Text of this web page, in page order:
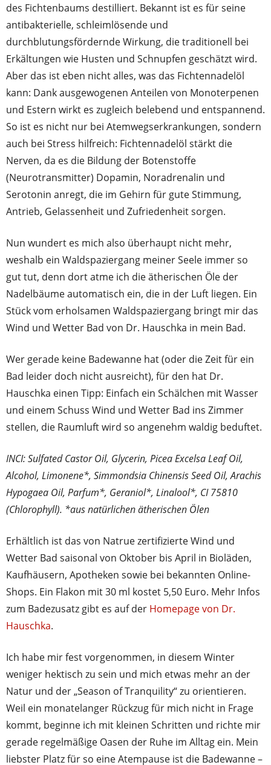
des Fichtenbaums destilliert. Bekannt ist es für seine
antibakterielle, schleimlösende und
durchblutungsfördernde Wirkung, die traditionell bei
Erkältungen wie Husten und Schnupfen geschätzt wird.
Aber das ist eben nicht alles, was das Fichtennadelöl
kann: Dank ausgewogenen Anteilen von Monoterpenen
und Estern wirkt es zugleich belebend und entspannend.
So ist es nicht nur bei Atemwegserkrankungen, sondern
auch bei Stress hilfreich: Fichtennadelöl stärkt die
Nerven, da es die Bildung der Botenstoffe
(Neurotransmitter) Dopamin, Noradrenalin und
Serotonin anregt, die im Gehirn für gute Stimmung,
Antrieb, Gelassenheit und Zufriedenheit sorgen.
Nun wundert es mich also überhaupt nicht mehr,
weshalb ein Waldspaziergang meiner Seele immer so
gut tut, denn dort atme ich die ätherischen Öle der
Nadelbäume automatisch ein, die in der Luft liegen. Ein
Stück vom erholsamen Waldspaziergang bringt mir das
Wind und Wetter Bad von Dr. Hauschka in mein Bad.
Wer gerade keine Badewanne hat (oder die Zeit für ein
Bad leider doch nicht ausreicht), für den hat Dr.
Hauschka einen Tipp: Einfach ein Schälchen mit Wasser
und einem Schuss Wind und Wetter Bad ins Zimmer
stellen, die Raumluft wird so angenehm waldig beduftet.
INCI: Sulfated Castor Oil, Glycerin, Picea Excelsa Leaf Oil,
Alcohol, Limonene*, Simmondsia Chinensis Seed Oil, Arachis
Hypogaea Oil, Parfum*, Geraniol*, Linalool*, CI 75810
(Chlorophyll). *aus natürlichen ätherischen Ölen
Erhältlich ist das von Natrue zertifizierte Wind und
Wetter Bad saisonal von Oktober bis April in Bioläden,
Kaufhäusern, Apotheken sowie bei bekannten Online-
Shops. Ein Flakon mit 30 ml kostet 5,50 Euro. Mehr Infos
zum Badezusatz gibt es auf der Homepage von Dr.
Hauschka.
Ich habe mir fest vorgenommen, in diesem Winter
weniger hektisch zu sein und mich etwas mehr an der
Natur und der „Season of Tranquility“ zu orientieren.
Weil ein monatelanger Rückzug für mich nicht in Frage
kommt, beginne ich mit kleinen Schritten und richte mir
gerade regelmäßige Oasen der Ruhe im Alltag ein. Mein
liebster Platz für so eine Atempause ist die Badewanne –